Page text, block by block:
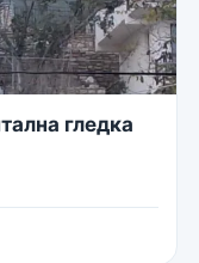
гледка